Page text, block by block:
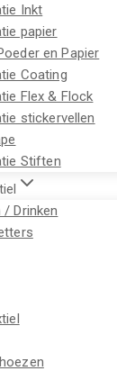
Inkt
papier
en Papier
Coating
Flex & Flock
stickervellen
Stiften
/ Drinken